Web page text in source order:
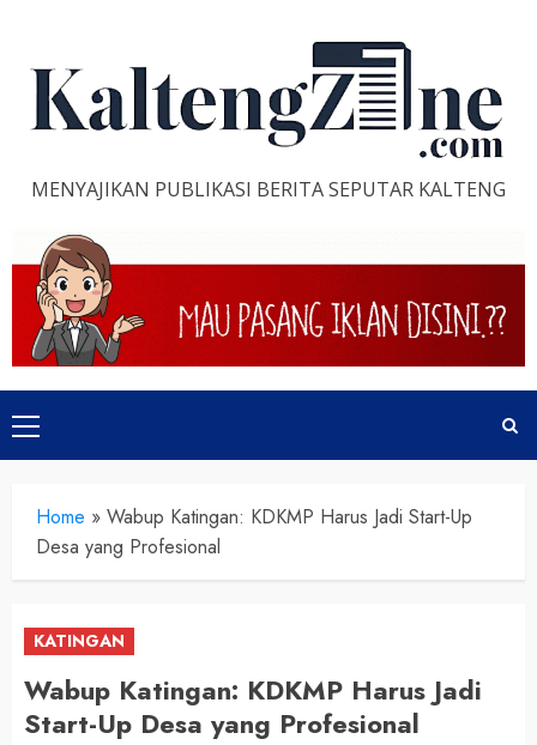
content
MENYAJIKAN PUBLIKASI BERITA SEPUTAR KALTENG
Primary
Menu
Home » Wabup Katingan: KDKMP Harus Jadi Start-Up
Desa yang Profesional
KATINGAN
Wabup Katingan: KDKMP Harus Jadi
Start-Up Desa yang Profesional